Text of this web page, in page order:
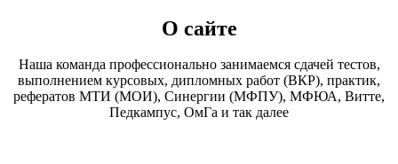
О сайте
Наша команда профессионально занимаемся сдачей тестов,
выполнением курсовых, дипломных работ (ВКР), практик,
рефератов МТИ (МОИ), Синергии (МФПУ), МФЮА, Витте,
Педкампус, ОмГа и так далее